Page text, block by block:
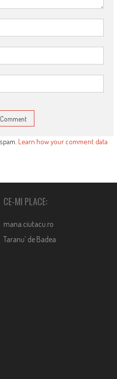
Learn how your comment data
CE-MI PLACE:
mana.ciutacu.ro
Taranu’ de Badea